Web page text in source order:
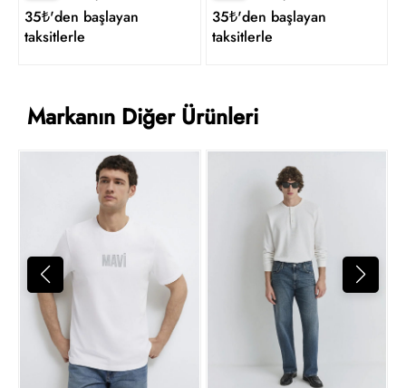
35₺'den başlayan
taksitlerle
35₺'den başlayan
taksitlerle
Markanın Diğer Ürünleri